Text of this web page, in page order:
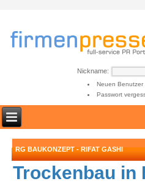
Nickname:
Neuen Benutzer
Passwort
RG BAUKONZEPT - RIFAT GASHI
Trockenbau in